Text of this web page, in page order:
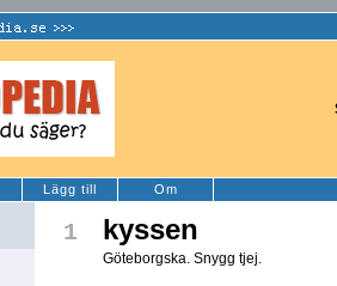
Lägg till Om
1 kyssen
Göteborgska. Snygg tjej.